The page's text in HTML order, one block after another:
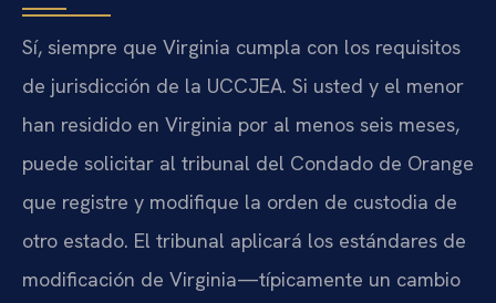
Sí, siempre que Virginia cumpla con los requisitos
de jurisdicción de la UCCJEA. Si usted y el menor
han residido en Virginia por al menos seis meses,
puede solicitar al tribunal del Condado de Orange
que registre y modifique la orden de custodia de
otro estado. El tribunal aplicará los estándares de
modificación de Virginia—típicamente un cambio